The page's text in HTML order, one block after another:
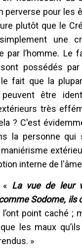
perverse pour les
plutôt que le
une
par l’homme. Le
possédés
fait que la
peuvent être
très
? C'est
la personne qui
interne de
La vue de leur
Sodome, ils
point caché ;
les maux
»